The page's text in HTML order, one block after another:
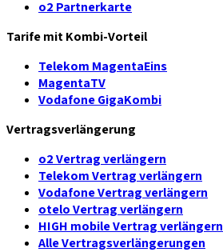
o2 Partnerkarte
Tarife mit Kombi-Vorteil
Telekom MagentaEins
MagentaTV
Vodafone GigaKombi
Vertragsverlängerung
o2 Vertrag verlängern
Telekom Vertrag verlängern
Vodafone Vertrag verlängern
otelo Vertrag verlängern
HIGH mobile Vertrag verlängern
Alle Vertragsverlängerungen